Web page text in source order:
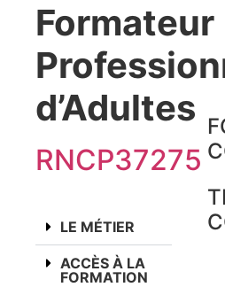
Formateur
d’Adultes
RNCP37275
LE MÉTIER
ACCÈS À LA
FORMATION